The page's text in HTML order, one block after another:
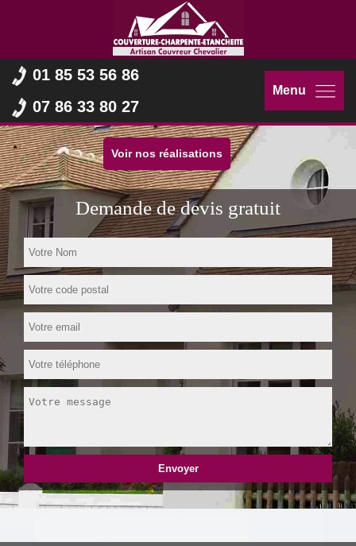
01 85 53 56 86
07 86 33 80 27
Menu
Voir nos réalisations
Demande de devis gratuit